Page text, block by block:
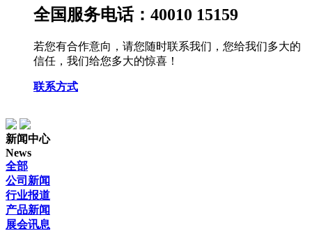
全国服务电话：40010 15159
若您有合作意向，请您随时联系我们，您给我们多大的
信任，我们给您多大的惊喜！
联系方式
新闻中心
News
全部
公司新闻
行业报道
产品新闻
展会讯息